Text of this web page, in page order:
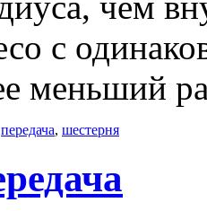
с
меньший
передача, шестерня